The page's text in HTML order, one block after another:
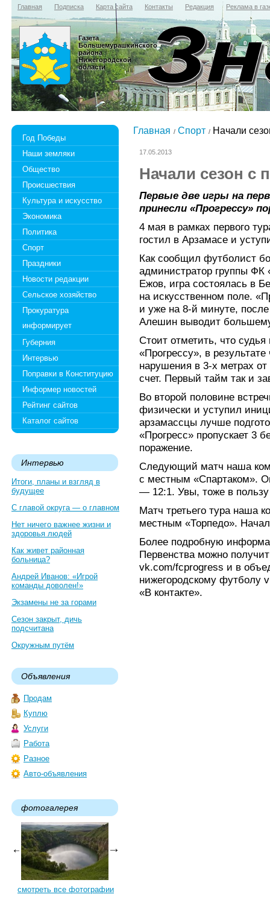
Главная Подписка Карта сайта Контакты Редакция Реклама в
Газета
Большемурашкинского
района
Нижегородской
области
Год Победы
Наши земляки
Общество
Происшествия
Культура и искусство
Экономика
Политика
Спорт
Праздники
Новости редакции
Сельское хозяйство
Прокуратура
информирует
Губерния
Интервью
Поправки в Конституцию
Информер новостей
Рейтинг сайтов
Каталог сайтов
Интервью
Итоги, планы и взгляд в
будущее
С главой округа — о главном
Нет ничего важнее жизни и
здоровья людей
Как живет районная
больница?
Андрей Иванов: «Игрой
команды доволен!»
Экзамены не за горами
Сезон закрыт, дичь
подсчитана
Окружным путём
Объявления
Продам
Куплю
Услуги
Работа
Разное
Авто-объявления
фотогалерея
смотреть все фотографии
Главная Спорт Начали
17.05.2013
Начали сезон с
Первые две игры на
принесли «Прогрессу»
4 мая в рамках первого
гостил в Арзамасе и
Как сообщил футболист
администратор группы ФК
Ежов, игра состоялась в
на искусственном поле.
и уже на 8-й минуте,
Алешин выводит
Стоит отметить, что
«Прогрессу», в
нарушения в 3-х метрах
счет. Первый тайм так и
Во второй половине
физически и уступил
арзамассцы лучше
«Прогресс» пропускает 3
поражение.
Следующий матч наша
с местным «Спартаком».
— 12:1. Увы, тоже в пользу
Матч третьего тура наша
местным «Торпедо».
Более подробную
Первенства можно
vk.com/fcprogress и в
нижегородскому футболу
«В контакте».